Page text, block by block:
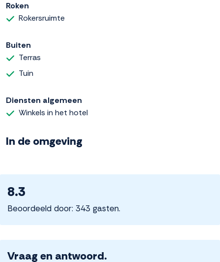
Roken
Rokersruimte
Buiten
Terras
Tuin
Diensten algemeen
Winkels in het hotel
In de omgeving
8.3
Beoordeeld door: 343 gasten.
Vraag en antwoord.